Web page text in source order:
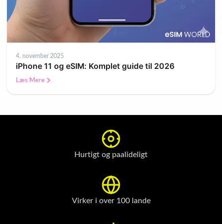
4. november 2025
iPhone 11 og eSIM: Komplet guide til 2026
Læs Mere
Hurtigt og paalideligt
Virker i over 100 lande